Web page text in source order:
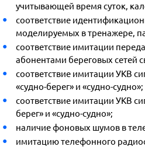
учитывающей время суток,
соответствие
моделируемых в тренажере,
соответствие имитации
абонентами береговых сетей
соответствие имитации УКВ
«судно-берег» и «судно-судно»;
соответствие имитации УКВ
берег» и «судно-судно»;
наличие фоновых шумов в
имитацию телефонного